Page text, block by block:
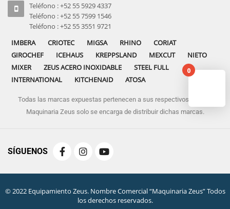
Teléfono : +52 55 5929 4337
Teléfono : +52 55 7599 1546
Teléfono : +52 55 3551 9721
IMBERA
CRIOTEC MIGSA RHINO
CORIAT
GIROCHEF
ICEHAUS KREPPSLAND MEXCUT
NIETO
MIXER
ZEUS ACERO INOXIDABLE
STEEL FULL
INTERNATIONAL
KITCHENAID ATOSA
Todas las marcas expuestas pertenecen a sus respectivos dueños
Maquinaria Zeus solo se encarga de distribuir dichas marcas.
SÍGUENOS
© 2022 Equipamiento Zeus. Nombre Comercial “Maquinaria Zeus” Todos
los derechos reservados.
0